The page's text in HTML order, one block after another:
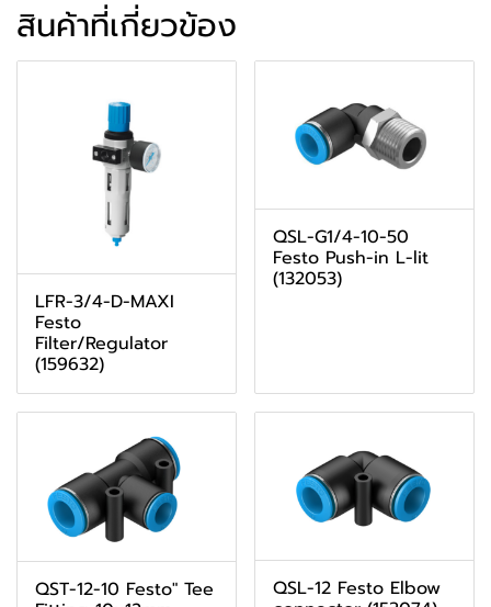
สินค้าที่เกี่ยวข้อง
LFR-3/4-D-MAXI
Festo
Filter/Regulator
(159632)
QSL-G1/4-10-50
Festo Push-in L-lit
(132053)
QST-12-10 Festo" Tee QSL-12 Festo Elbow